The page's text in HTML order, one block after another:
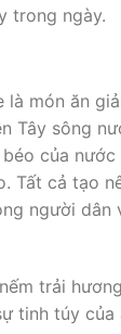
trong ngày.
là món ăn
Tây sông
của
Tất cả tạo
người dân
trải
tinh túy của